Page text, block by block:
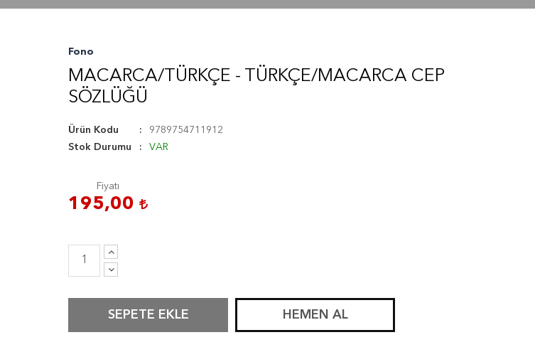
Fono
MACARCA/TÜRKÇE - TÜRKÇE/MACARCA CEP
SÖZLÜĞÜ
Ürün Kodu
9789754711912
Stok Durumu
VAR
Fiyatı
195,00
SEPETE EKLE HEMEN AL